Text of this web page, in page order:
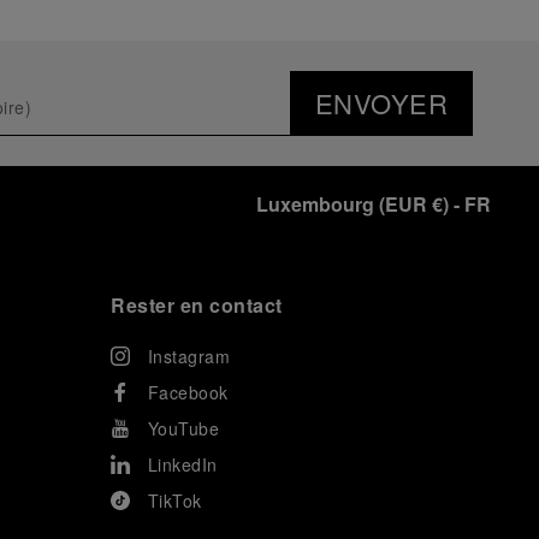
ENVOYER
Luxembourg (EUR €)- FR
Rester en contact
Instagram
Facebook
YouTube
LinkedIn
TikTok